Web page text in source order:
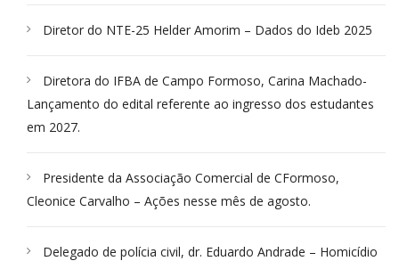
Diretor do NTE-25 Helder Amorim – Dados do Ideb 2025
Diretora do IFBA de Campo Formoso, Carina Machado-
Lançamento do edital referente ao ingresso dos estudantes
em 2027.
Presidente da Associação Comercial de CFormoso,
Cleonice Carvalho – Ações nesse mês de agosto.
Delegado de polícia civil, dr. Eduardo Andrade – Homicídio